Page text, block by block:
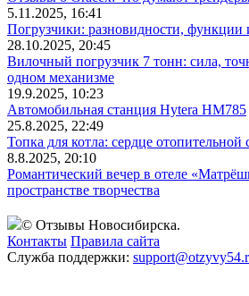
5.11.2025, 16:41
Погрузчики: разновидности,
28.10.2025, 20:45
Вилочный погрузчик 7 тонн: сила,
одном механизме
19.9.2025, 10:23
Автомобильная станция Hytera HM785
25.8.2025, 22:49
Топка для котла: сердце отопительной
8.8.2025, 20:10
Романтический вечер в отеле
пространстве творчества
© Отзывы Новосибирска.
Контакты Правила сайта
Служба поддержки: